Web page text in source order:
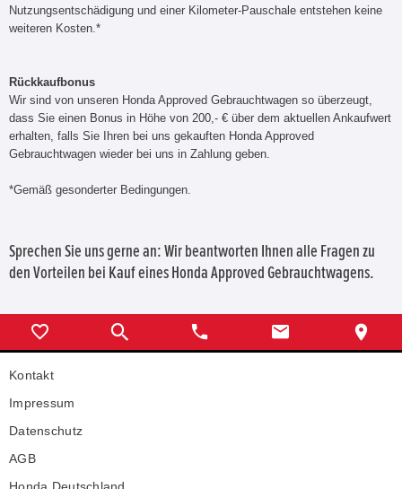
Nutzungsentschädigung und einer Kilometer-Pauschale entstehen keine
weiteren Kosten.*
Rückkaufbonus
Wir sind von unseren Honda Approved Gebrauchtwagen so überzeugt,
dass Sie einen Bonus in Höhe von 200,- € über dem aktuellen Ankaufwert
erhalten, falls Sie Ihren bei uns gekauften Honda Approved
Gebrauchtwagen wieder bei uns in Zahlung geben.
*Gemäß gesonderter Bedingungen.
Sprechen Sie uns gerne an: Wir beantworten Ihnen alle Fragen zu
den Vorteilen bei Kauf eines Honda Approved Gebrauchtwagens.
Kontakt
Impressum
Datenschutz
AGB